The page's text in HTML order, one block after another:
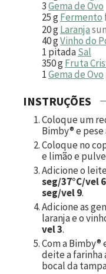
3Gema de Ovo
25gFermento
20gLaranja
40gVinho do
1 pitadaSal
350gFruta
1Gema de Ovo
INSTRUÇÕES
Coloque um
Bimby® e pese
Coloque no
e limão e
Adicione o
seg/37°C/vel 6
seg/vel 9.
Adicione as
laranja e o
vel 3.
Com a
deite a farinha
bocal da